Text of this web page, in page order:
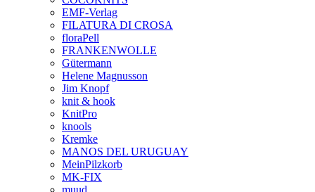
EMF-Verlag
FILATURA DI CROSA
floraPell
FRANKENWOLLE
Gütermann
Helene Magnusson
Jim Knopf
knit & hook
KnitPro
knools
Kremke
MANOS DEL URUGUAY
MeinPilzkorb
MK-FIX
muud